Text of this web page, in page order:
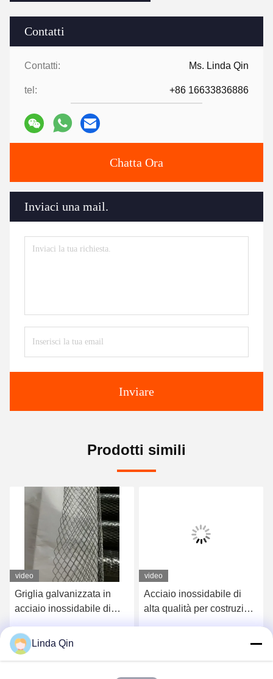
Contatti
Contatti: Ms. Linda Qin
tel: +86 16633836886
Chatta Ora
Inviaci una mail.
Inviare
Prodotti simili
video
Griglia galvanizzata in
acciaio inossidabile di
la costruzione
Chatta Ora
video
Acciaio inossidabile di
alta qualità per costruzioni
Linda Qin